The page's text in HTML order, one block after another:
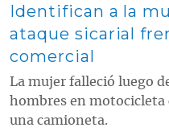
Identifican a la
ataque sicarial
comercial
La mujer falleció luego
hombres en motocicleta
una camioneta.